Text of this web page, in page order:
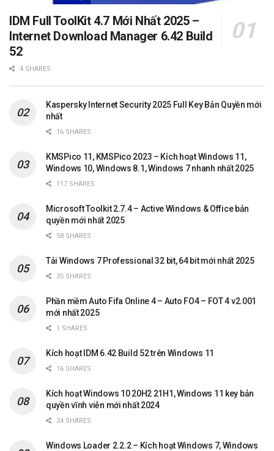
IDM Full ToolKit 4.7 Mới Nhất 2025 –
Internet Download Manager 6.42 Build
52
4 SHARES
Kaspersky Internet Security 2025 Full Key Bản Quyền mới
nhất
16 SHARES
KMSPico 11, KMSPico 2023 – Kích hoạt Windows 11,
Windows 10, Windows 8.1, Windows 7 nhanh nhất 2025
117 SHARES
Microsoft Toolkit 2.7.4 – Active Windows & Office bản
quyền mới nhất 2025
58 SHARES
Tải Windows 7 Professional 32 bit, 64 bit mới nhất 2025
35 SHARES
Phần mềm Auto Fifa Online 4 – Auto FO4 – FOT 4 v2.001
mới nhất 2025
1 SHARES
Kích hoạt IDM 6.42 Build 52 trên Windows 11
16 SHARES
Kích hoạt Windows 10 20H2 21H1, Windows 11 key bản
quyền vĩnh viễn mới nhất 2024
24 SHARES
Windows Loader 2.2.2 – Kích hoạt Windows 7, Windows